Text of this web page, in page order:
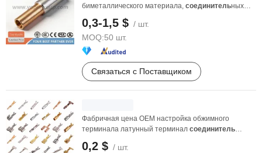
биметаллического материала, соединительных
0,3-1,5 $ / шт.
MOQ:50 шт.
Связаться с Поставщиком
Фабричная цена OEM настройка обжимного
терминала латунный терминал соединитель
женский металлический ...
0,2 $ / шт.